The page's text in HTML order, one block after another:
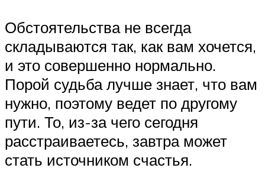
Обстоятельства не всегда
складываются так, как вам хочется,
и это совершенно нормально.
Порой судьба лучше знает, что вам
нужно, поэтому ведет по другому
пути. То, из-за чего сегодня
расстраиваетесь, завтра может
стать источником счастья.